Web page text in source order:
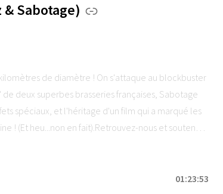
Sabotage)
de diamètre ! On s'attaque au blockbuster
deux superbes brasseries françaises, Sabotage
spéciaux, et l'héritage d'un film qui a marqué les
! (Et heu...non en fait).Retrouvez-nous et soutenez
01:23:53